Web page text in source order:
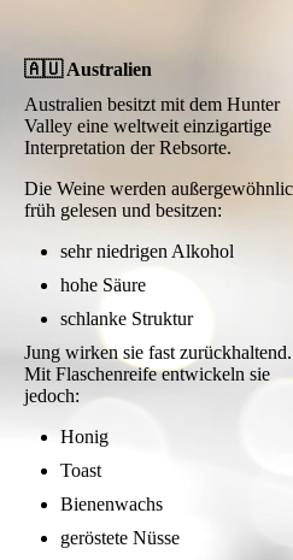
🇦🇺 Australien
Australien besitzt mit dem Hunter
Valley eine weltweit einzigartige
Interpretation der Rebsorte.
Die Weine werden
früh gelesen und besitzen:
sehr niedrigen Alkohol
hohe Säure
schlanke Struktur
Jung wirken sie fast zurückhaltend.
Mit Flaschenreife entwickeln sie
jedoch:
Honig
Toast
Bienenwachs
geröstete Nüsse